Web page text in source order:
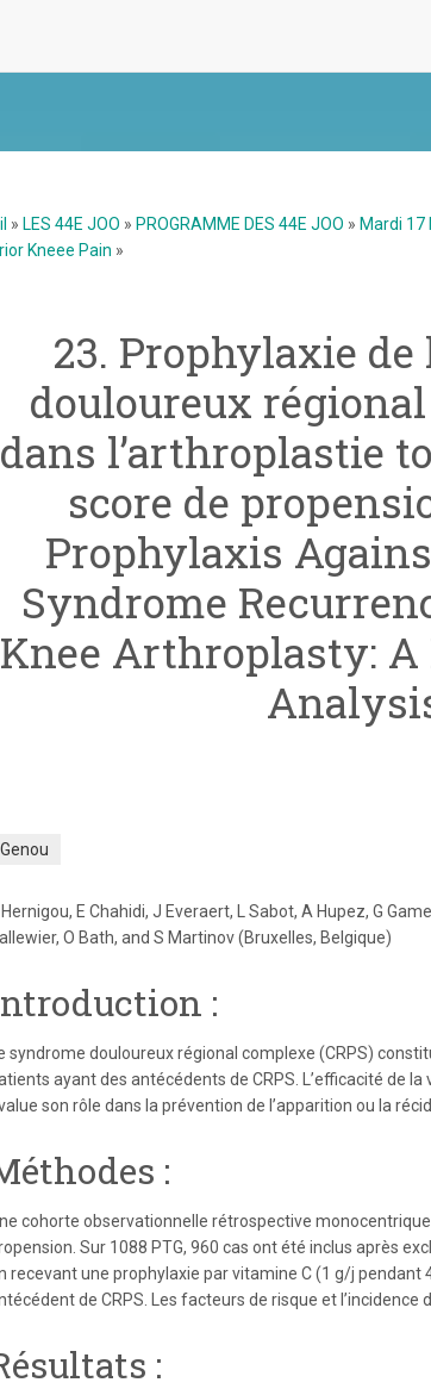
» LES 44E JOO » PROGRAMME DES 44E JOO » Mardi 17
Kneee Pain »
23. Prophylaxie
douloureux
dans l’arthroplastie
score de
Prophylaxis
Syndrome
Knee Arthroplasty:
Genou
E Chahidi, J Everaert, L Sabot, A Hupez, G
O Bath, and S Martinov (Bruxelles, Belgique)
:
syndrome douloureux régional complexe (CRPS)
ayant des antécédents de CRPS. L’efficacité de
son rôle dans la prévention de l’apparition ou la
:
cohorte observationnelle rétrospective
Sur 1088 PTG, 960 cas ont été inclus après
recevant une prophylaxie par vitamine C (1 g/j
de CRPS. Les facteurs de risque et l’incidence
: